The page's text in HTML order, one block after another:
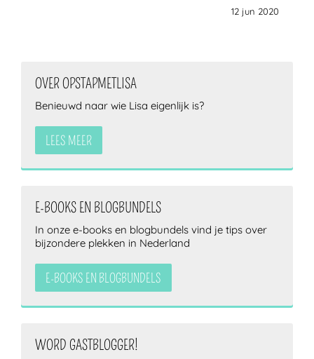
12 jun 2020
OVER OPSTAPMETLISA
Benieuwd naar wie Lisa eigenlijk is?
LEES MEER
E-BOOKS EN BLOGBUNDELS
In onze e-books en blogbundels vind je tips over
bijzondere plekken in Nederland
E-BOOKS EN BLOGBUNDELS
WORD GASTBLOGGER!